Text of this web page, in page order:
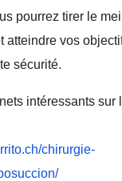
pourrez tirer le
atteindre vos
sécurité.
intéressants sur
chirurgie-